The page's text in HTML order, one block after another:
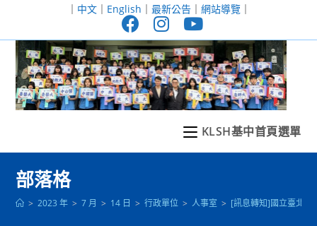
至
｜ 中文｜ English ｜ 最新公告｜ 網站導覽｜
KLSH基中首頁選單
部落格
> 2023 年 > 7 月 > 14 日 > 行政單位 > 人事室 > [訊息轉知]國立臺北大